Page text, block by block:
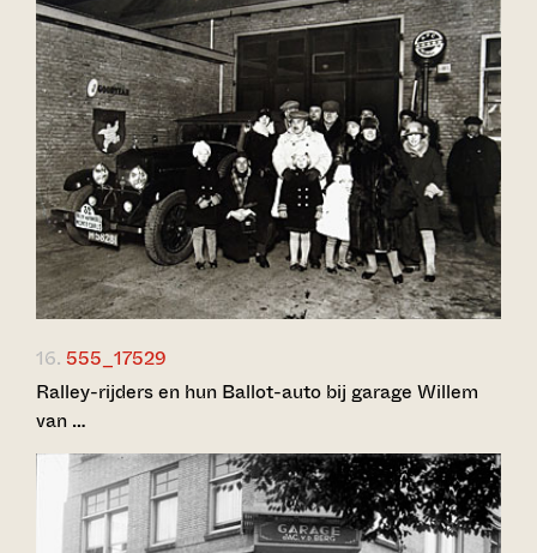
16. 555_17529
Ralley-rijders en hun Ballot-auto bij garage Willem
van …